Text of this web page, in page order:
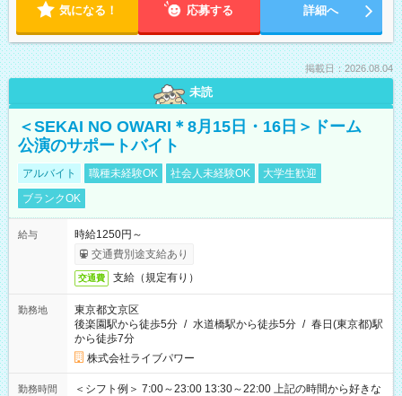
気になる！ 応募する 詳細へ
掲載日：2026.08.04
未読
＜SEKAI NO OWARI＊8月15日・16日＞ドーム
公演のサポートバイト
アルバイト 職種未経験OK 社会人未経験OK
大学生歓迎
ブランクOK
給与
時給1250円～
交通費別途支給あり
交通費 支給（規定有り）
勤務地
東京都文京区
後楽園駅から徒歩5分 / 水道橋駅から徒歩5分 / 春日(東京都)駅
から徒歩7分
株式会社ライブパワー
勤務時間
＜シフト例＞ 7:00～23:00 13:30～22:00 上記の時間から好きな